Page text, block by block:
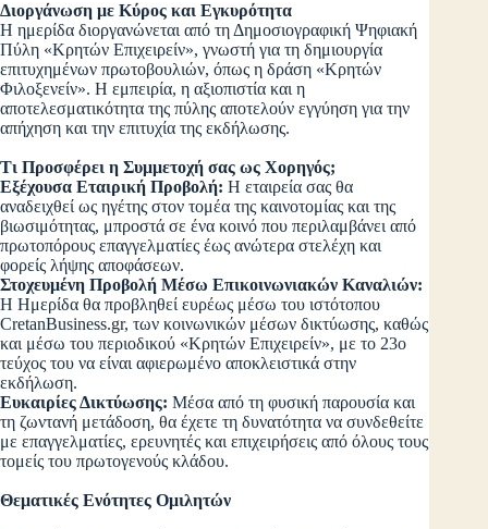
Διοργάνωση με Κύρος και Εγκυρότητα
Η ημερίδα διοργανώνεται από τη Δημοσιογραφική Ψηφιακή
Πύλη «Κρητών Επιχειρείν», γνωστή για τη δημιουργία
επιτυχημένων πρωτοβουλιών, όπως η δράση «Κρητών
Φιλοξενείν». Η εμπειρία, η αξιοπιστία και η
αποτελεσματικότητα της πύλης αποτελούν εγγύηση για την
απήχηση και την επιτυχία της εκδήλωσης.
Τι Προσφέρει η Συμμετοχή σας ως Χορηγός;
Εξέχουσα Εταιρική Προβολή: Η εταιρεία σας θα
αναδειχθεί ως ηγέτης στον τομέα της καινοτομίας και της
βιωσιμότητας, μπροστά σε ένα κοινό που περιλαμβάνει από
πρωτοπόρους επαγγελματίες έως ανώτερα στελέχη και
φορείς λήψης αποφάσεων.
Στοχευμένη Προβολή Μέσω Επικοινωνιακών Καναλιών:
Η Ημερίδα θα προβληθεί ευρέως μέσω του ιστότοπου
CretanBusiness.gr, των κοινωνικών μέσων δικτύωσης, καθώς
και μέσω του περιοδικού «Κρητών Επιχειρείν», με το 23ο
τεύχος του να είναι αφιερωμένο αποκλειστικά στην
εκδήλωση.
Ευκαιρίες Δικτύωσης: Μέσα από τη φυσική παρουσία και
τη ζωντανή μετάδοση, θα έχετε τη δυνατότητα να συνδεθείτε
με επαγγελματίες, ερευνητές και επιχειρήσεις από όλους τους
τομείς του πρωτογενούς κλάδου.
Θεματικές Ενότητες Ομιλητών